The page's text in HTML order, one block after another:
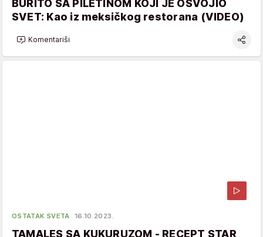
BURITO SA PILETINOM KOJI JE OSVOJIO
SVET: Kao iz meksičkog restorana (VIDEO)
Komentariši
OSTATAK SVETA 16.10.2023.
TAMALES SA KUKURUZOM - RECEPT STAR